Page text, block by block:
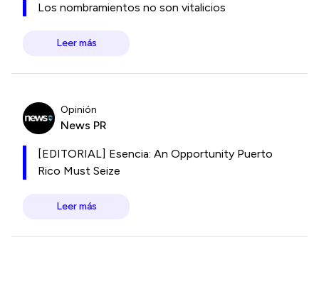
Los nombramientos no son vitalicios
Leer más
Opinión
News PR
[EDITORIAL] Esencia: An Opportunity Puerto
Rico Must Seize
Leer más